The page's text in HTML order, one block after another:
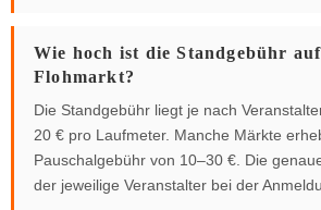
Wie hoch ist die Standgebühr
Flohmarkt?
Die Standgebühr liegt je nach
20 € pro Laufmeter. Manche Märkte
Pauschalgebühr von 10–30 €. Die
der jeweilige Veranstalter bei der